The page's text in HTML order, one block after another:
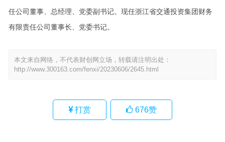
任公司董事、总经理、党委副书记。现任浙江省交通投资集团财务
有限责任公司董事长、党委书记。
本文来自网络，不代表财创网立场，转载请注明出处：
http://www.300163.com/fenxi/20230606/2645.html
打赏 676赞